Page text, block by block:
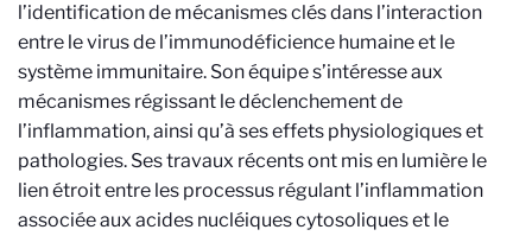
l’identification de mécanismes clés dans l’interaction
entre le virus de l’immunodéficience humaine et le
système immunitaire. Son équipe s’intéresse aux
mécanismes régissant le déclenchement de
l’inflammation, ainsi qu’à ses effets physiologiques et
pathologies. Ses travaux récents ont mis en lumière le
lien étroit entre les processus régulant l’inflammation
associée aux acides nucléiques cytosoliques et le